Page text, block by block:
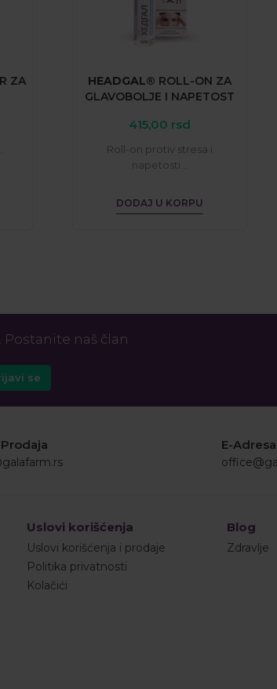
ZA
HEADGAL® ROLL-ON ZA
GLAVOBOLJE I NAPETOST
415,00 rsd
Roll-on protiv stresa i
napetosti...
DODAJ U KORPU
naš član
E-Adresa
Uslovi korišćenja
Uslovi korišćenja i prodaje
Politika privatnosti
Kolačići
Blog
Zdravlje